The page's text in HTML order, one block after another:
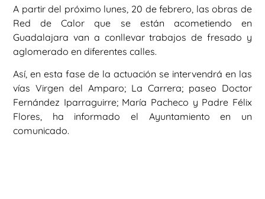
A partir del próximo lunes, 20 de febrero, las obras de
Red de Calor que se están acometiendo en
Guadalajara van a conllevar trabajos de fresado y
aglomerado en diferentes calles.
Así, en esta fase de la actuación se intervendrá en las
vías Virgen del Amparo; La Carrera; paseo Doctor
Fernández Iparraguirre; María Pacheco y Padre Félix
Flores, ha informado el Ayuntamiento en un
comunicado.